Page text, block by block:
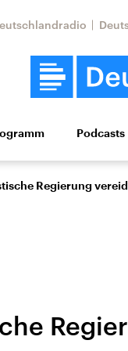
Wissen
Podcasts
Regierung